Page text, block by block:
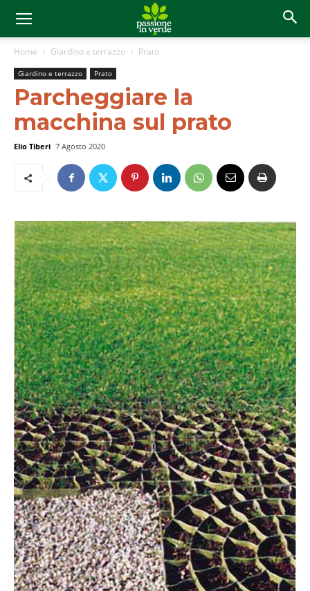
Home Giardino e terrazzo Prato
Giardino e terrazzo Prato
Parcheggiare la
macchina sul prato
Elio Tiberi 7 Agosto 2020